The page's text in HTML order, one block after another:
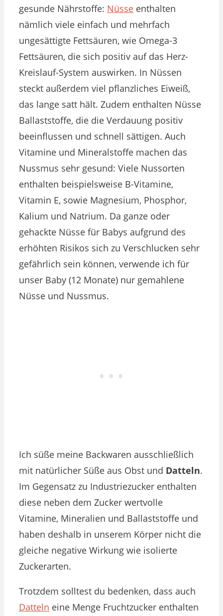
gesunde Nährstoffe: Nüsse enthalten
nämlich viele einfach und mehrfach
ungesättigte Fettsäuren, wie Omega-3
Fettsäuren, die sich positiv auf das Herz-
Kreislauf-System auswirken. In Nüssen
steckt außerdem viel pflanzliches Eiweiß,
das lange satt hält. Zudem enthalten Nüsse
Ballaststoffe, die die Verdauung positiv
beeinflussen und schnell sättigen. Auch
Vitamine und Mineralstoffe machen das
Nussmus sehr gesund: Viele Nussorten
enthalten beispielsweise B-Vitamine,
Vitamin E, sowie Magnesium, Phosphor,
Kalium und Natrium. Da ganze oder
gehackte Nüsse für Babys aufgrund des
erhöhten Risikos sich zu Verschlucken sehr
gefährlich sein können, verwende ich für
unser Baby (12 Monate) nur gemahlene
Nüsse und Nussmus.
Ich süße meine Backwaren ausschließlich
mit natürlicher Süße aus Obst und Datteln.
Im Gegensatz zu Industriezucker enthalten
diese neben dem Zucker wertvolle
Vitamine, Mineralien und Ballaststoffe und
haben deshalb in unserem Körper nicht die
gleiche negative Wirkung wie isolierte
Zuckerarten.
Trotzdem solltest du bedenken, dass auch
Datteln eine Menge Fruchtzucker enthalten